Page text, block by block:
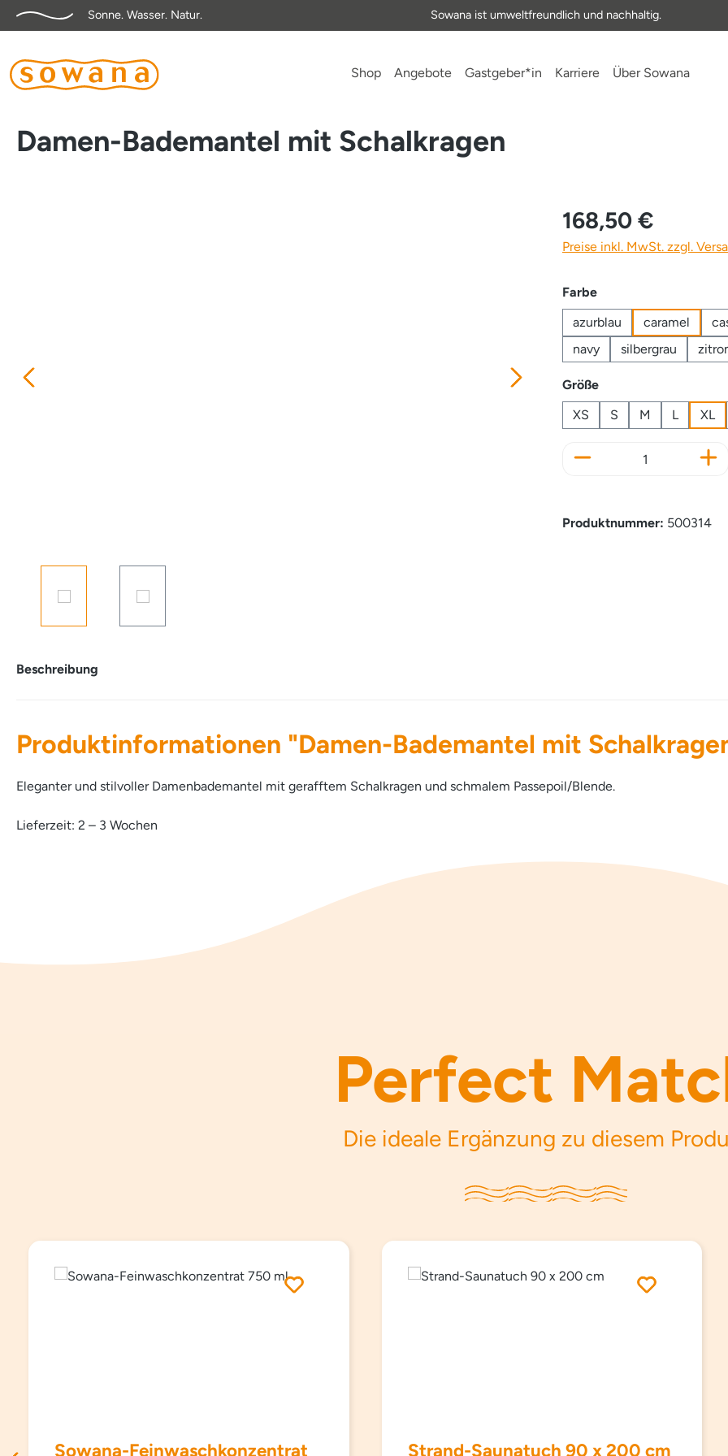
Zur Hauptnavigation springen
Sonne. Wasser. Natur. Sowana ist umweltfreundlich und nachhaltig.
Shop Angebote Gastgeber*in Karriere Über Sowana
Damen-Bademantel mit Schalkragen
168,50 €
Preise inkl. MwSt. zzgl.
Farbeauswählen
azurblau
caramel
navy
silbergrau
Größeauswählen
XS
S M L XL
Produkt Anzahl:
Produktnummer: 500314
Beschreibung
Produktinformationen "Damen-Bademantel mit
Eleganter und stilvoller Damenbademantel mit gerafftem Schalkragen und schmalem Passepoil/Blende.
Lieferzeit: 2 – 3 Wochen
Perfect
Die ideale Ergänzung zu diesem
Sowana-Feinwaschkonzentrat
Strand-Saunatuch 90 x 200 cm